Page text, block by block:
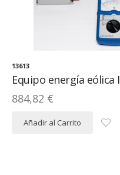
13613
Equipo energía eólica I
884,82 €
Añadir al Carrito